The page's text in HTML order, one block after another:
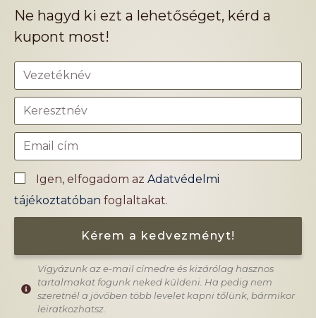
Ne hagyd ki ezt a lehetőséget, kérd a
kupont most!
Igen, elfogadom az Adatvédelmi
tájékoztatóban foglaltakat.
Kérem a kedvezményt!
Vigyázunk az e-mail címedre és kizárólag hasznos
tartalmakat fogunk neked küldeni. Ha pedig nem
szeretnél a jövőben több levelet kapni tőlünk, bármikor
leiratkozhatsz.